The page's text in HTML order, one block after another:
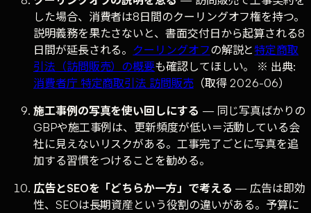
した場合、消費者は8日間のクーリングオフ権を持つ。
説明義務を果たさないと、書面交付日から起算される8
日間が延長される。 クーリングオフの解説と 特定商取
引法（訪問販売）の概要も確認してほしい。 ※ 出典:
消費者庁 特定商取引法 訪問販売（取得 2026-06）
施工事例の写真を使い回しにする — 同じ写真ばかりの
GBPや施工事例は、更新頻度が低い＝活動している会
社に見えないリスクがある。工事完了ごとに写真を追
加する習慣をつけることを勧める。
広告とSEOを「どちらか一方」で考える — 広告は即効
性、SEOは長期資産という役割の違いがある。予算に